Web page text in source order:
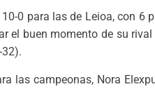
0 para las de Leioa, con 6
el buen momento de su
las campeonas, Nora